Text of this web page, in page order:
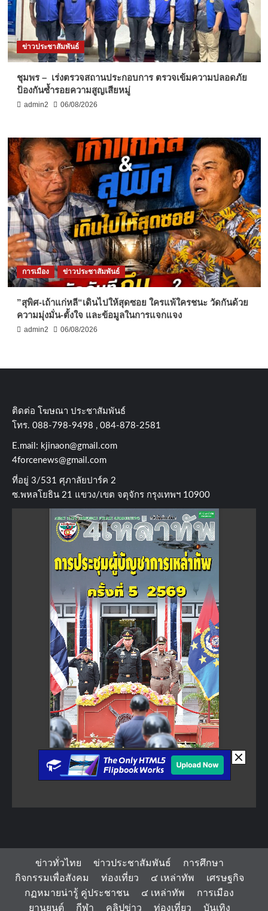
ข่าวประชาสัมพันธ์
ชุมพร – เร่งตรวจสถานประกอบการ ตรวจเข้มความปลอดภัย
ป้องกันซ้ำรอยความสูญเสียหมู่
admin2 06/08/2026
การเมือง ข่าวประชาสัมพันธ์
”สุพิศ-เถ้าแก่หลี“เดินไปให้สุดซอย ใครแพ้ใครชนะ วัดกันด้วย
ความมุ่งมั่น-ตั้งใจ และข้อมูลในการแจกแจง
admin2 06/08/2026
ติดต่อ​ โฆษณา​ ประชาสัมพันธ์
โทร​. 088-798-9498 , 084-878-2581
E.mail: kjinaon@gmail.com
4forcenews@gmail.com
ที่อยู่​ 3/531​ ศุภาลัยปาร์ค​ 2
ซ.พหลโยธิน​ 21​ แขวง/เขต​ จตุจักร​ กรุงเทพฯ 10900
ข่าวทั่วไทย ข่าวประชาสัมพันธ์
การศึกษา
กิจกรรมเพื่อสังคม
ท่องเที่ยว ๔ เหล่าทัพ
เศรษฐกิจ
กฏหมายน่ารู้ คู่ประชาชน
๔ เหล่าทัพ
การเมือง
ยานยนต์
กีฬา คลิปข่าว ท่องเที่ยว บันเทิง